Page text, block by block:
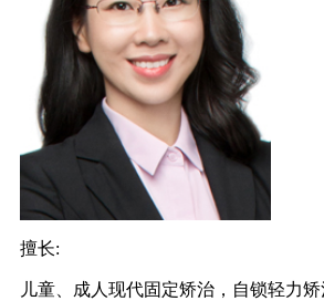
擅长:
儿童、成人现代固定矫治，自锁轻力